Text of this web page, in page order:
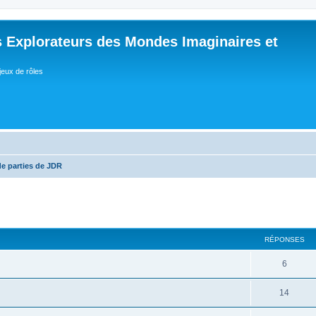
Explorateurs des Mondes Imaginaires et
de rôles
parties de JDR
RÉPONSES
6R
é
14R
é